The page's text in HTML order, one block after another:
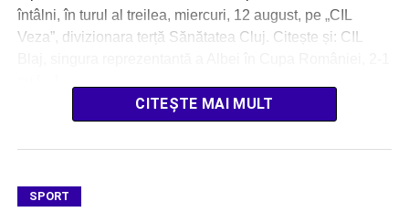
întâlni, în turul al treilea, miercuri, 12 august, pe „CIL
Veza”, divizionara terță Sănătatea Cluj. Citește și: CIL
CITEȘTE MAI MULT
SPORT